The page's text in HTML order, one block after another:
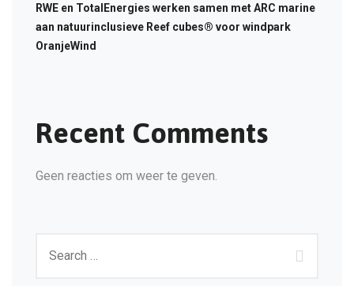
RWE en TotalEnergies werken samen met ARC marine
aan natuurinclusieve Reef cubes® voor windpark
OranjeWind
Recent Comments
Geen reacties om weer te geven.